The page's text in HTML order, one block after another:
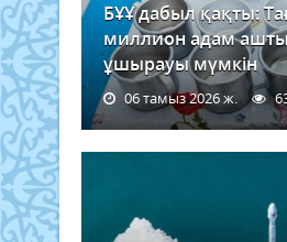
БҰҰ дабыл қақты:
миллион адам
ұшырауы мүмкін
06 тамыз 2026 ж.